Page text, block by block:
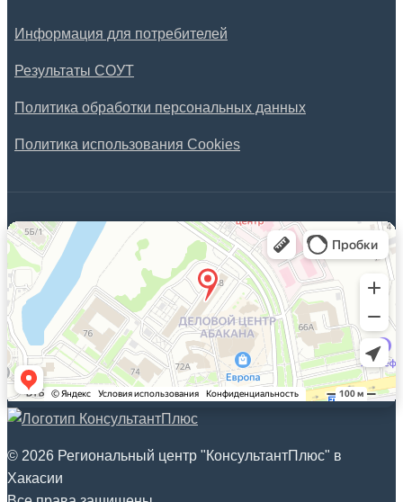
Информация для потребителей
Результаты СОУТ
Политика обработки персональных данных
Политика использования Cookies
© 2026 Региональный центр "КонсультантПлюс" в
Хакасии